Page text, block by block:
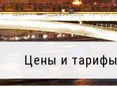
Цены и тарифы